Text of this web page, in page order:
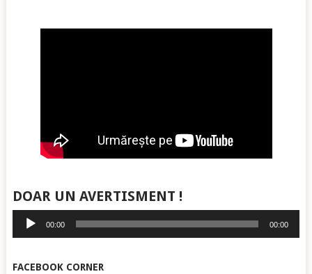
DOAR UN AVERTISMENT !
Player
audio
00:00 00:00
FACEBOOK CORNER